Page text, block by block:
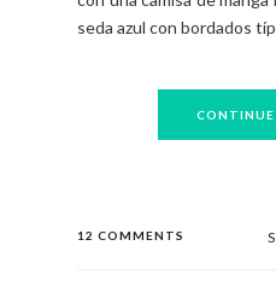
seda azul con bordados
CONTINUE
12 COMMENTS